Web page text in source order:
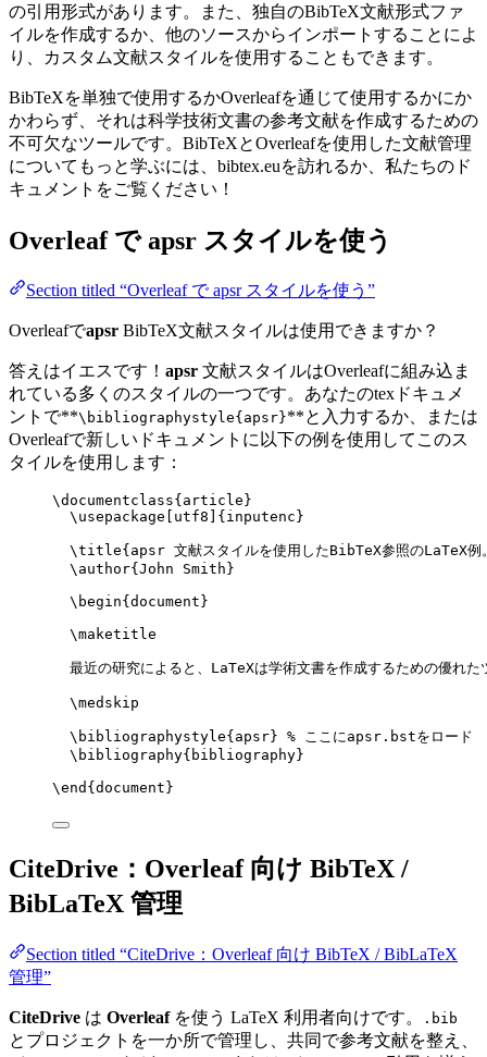
の引用形式があります。また、独自のBibTeX文献形式ファ
イルを作成するか、他のソースからインポートすることによ
り、カスタム文献スタイルを使用することもできます。
BibTeXを単独で使用するかOverleafを通じて使用するかにか
かわらず、それは科学技術文書の参考文献を作成するための
不可欠なツールです。BibTeXとOverleafを使用した文献管理
についてもっと学ぶには、bibtex.euを訪れるか、私たちのド
キュメントをご覧ください！
Overleaf でapsr スタイルを使う
Section titled “Overleaf で apsr スタイルを使う”
Overleafでapsr BibTeX文献スタイルは使用できますか？
答えはイエスです！ apsr 文献スタイルはOverleafに組み込ま
れている多くのスタイルの一つです。あなたのtexドキュメ
ントで**\bibliographystyle{apsr}**と入力するか、または
Overleafで新しいドキュメントに以下の例を使用してこのス
タイルを使用します：
\documentclass{ article }
\usepackage
utf8 ]{ inputenc }
\title{apsr 文献スタイルを使用したBibTeX参照のLaTeX例
\author{John Smith}
\begin{ document }
\maketitle
最近の研究によると、LaTeXは学術文書を作成するための優れ
\medskip
\bibliographystyle{apsr} % ここにapsr.bstをロード
\bibliography{bibliography}
\end { document }
CiteDrive：Overleaf 向け BibTeX /
BibLaTeX 管理
Section titled “CiteDrive：Overleaf 向け BibTeX / BibLaTeX
管理”
CiteDrive は Overleafを使う LaTeX 利用者向けです。 .bib
とプロジェクトを一か所で管理し、共同で参考文献を整え、